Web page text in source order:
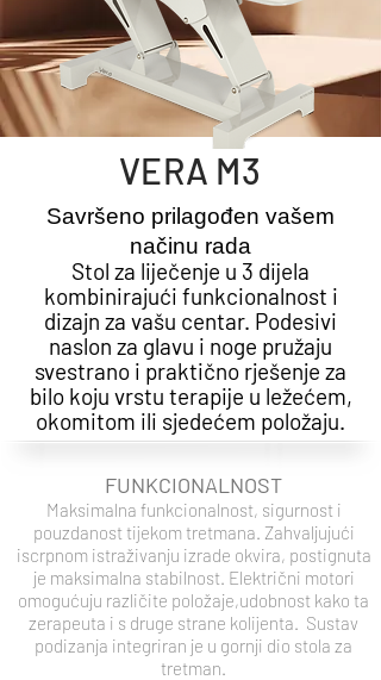
VERA M3
Savršeno prilagođen vašem
načinu rada
Stol za liječenje u 3 dijela
kombinirajući funkcionalnost i
dizajn za vašu centar. Podesivi
naslon za glavu i noge pružaju
svestrano i praktično rješenje za
bilo koju vrstu terapije u ležećem,
okomitom ili sjedećem položaju.
FUNKCIONALNOST
Maksimalna funkcionalnost, sigurnost i
pouzdanost tijekom tretmana. Zahvaljujući
iscrpnom istraživanju izrade okvira, postignuta
je maksimalna stabilnost. Električni motori
omogućuju različite položaje,udobnost kako ta
zerapeuta i s druge strane kolijenta. Sustav
podizanja integriran je u gornji dio stola za
tretman.